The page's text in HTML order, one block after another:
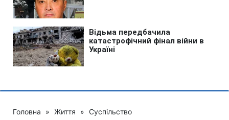
Головна » Життя » Суспільство